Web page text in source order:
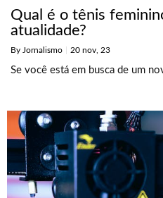
Qual é o tênis
atualidade?
By Jornalismo 20 nov, 23
Se você está em busca de um